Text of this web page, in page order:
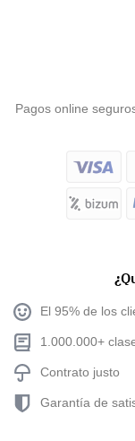
Pagos online
El 95% de los
1.000.000+
Contrato justo
Garantía de